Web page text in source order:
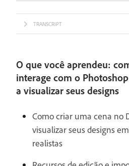
TRANSCRIPT
O que você aprendeu:
interage com o
a visualizar seus designs
Como criar uma cena no
visualizar seus designs
realistas